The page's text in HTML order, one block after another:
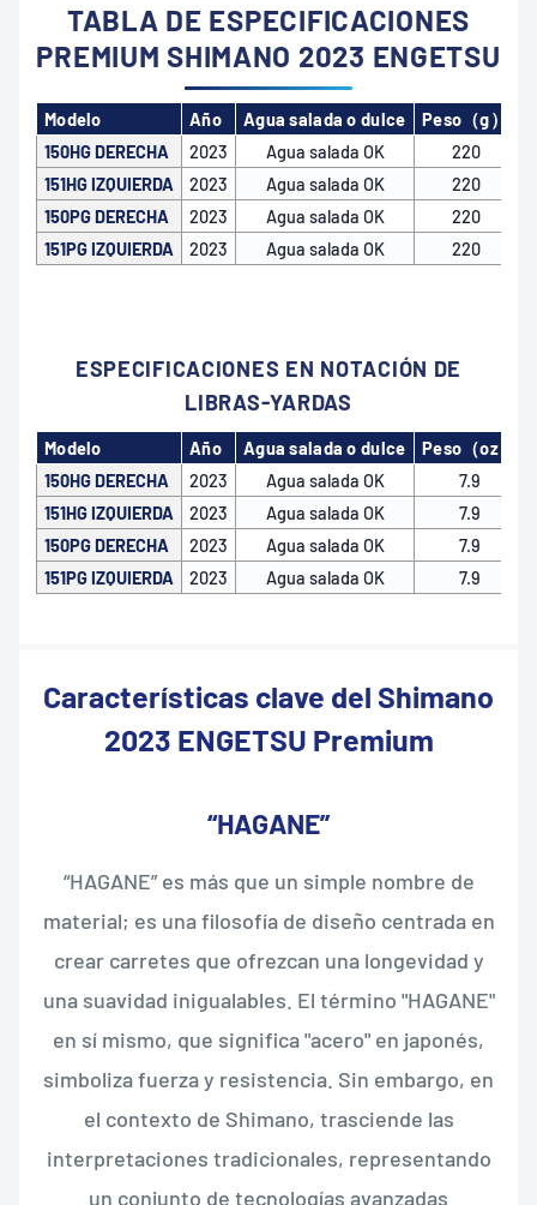
TABLA DE ESPECIFICACIONES
PREMIUM SHIMANO 2023 ENGETSU
Modelo Año Agua salada o dulce Peso（g）
150HG DERECHA
2023 Agua salada OK
220
151HG IZQUIERDA
2023 Agua salada OK
220
150PG DERECHA
2023 Agua salada OK
220
151PG IZQUIERDA
2023 Agua salada OK 220
ESPECIFICACIONES EN NOTACIÓN DE
LIBRAS-YARDAS
Modelo Año Agua salada o dulce Peso（oz）
150HG DERECHA
2023 Agua salada OK
7.9
151HG IZQUIERDA
2023 Agua salada OK
7.9
150PG DERECHA
2023 Agua salada OK
7.9
151PG IZQUIERDA
2023 Agua salada OK 7.9
Características clave del Shimano
2023 ENGETSU Premium
“HAGANE”
“HAGANE” es más que un simple nombre de
material; es una filosofía de diseño centrada en
crear carretes que ofrezcan una longevidad y
una suavidad inigualables. El término "HAGANE"
en sí mismo, que significa "acero" en japonés,
simboliza fuerza y resistencia. Sin embargo, en
el contexto de Shimano, trasciende las
interpretaciones tradicionales, representando
un conjunto de tecnologías avanzadas